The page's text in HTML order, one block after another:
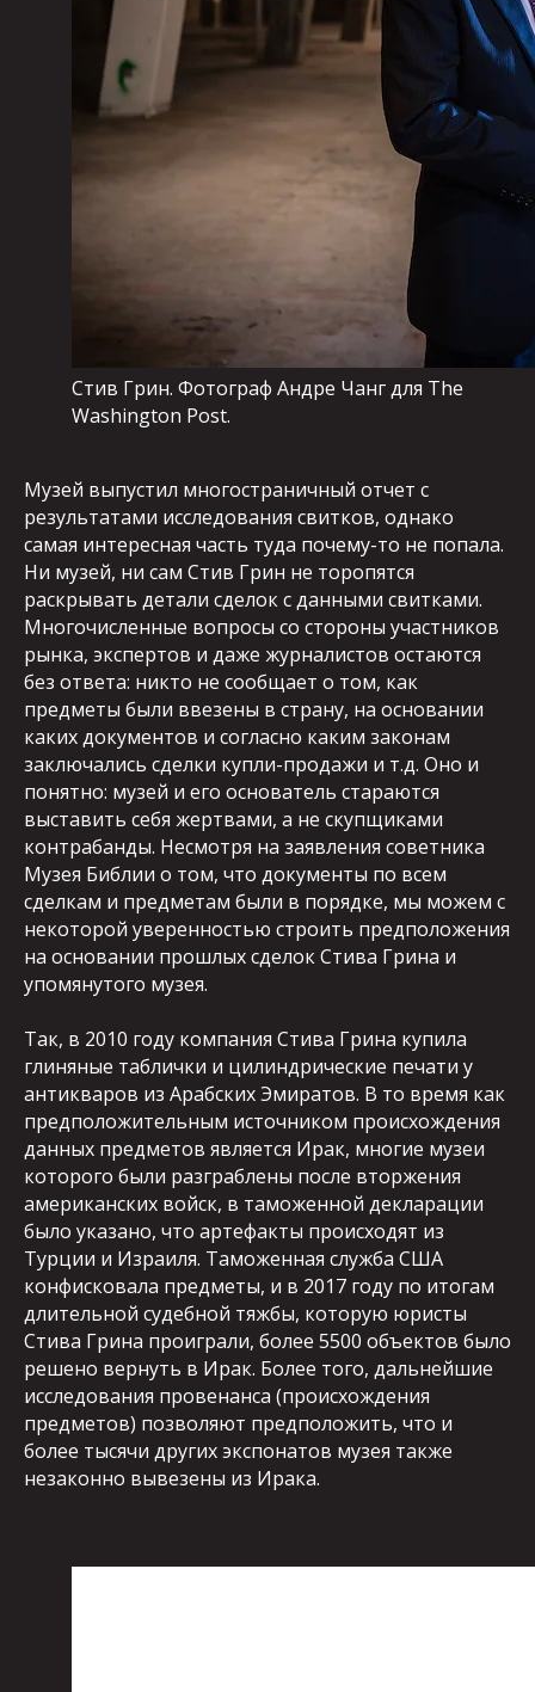
Стив Грин. Фотограф Андре Чанг для The
Washington Post.
Музей выпустил многостраничный отчет с
результатами исследования свитков, однако
самая интересная часть туда почему-то не попала.
Ни музей, ни сам Стив Грин не торопятся
раскрывать детали сделок с данными свитками.
Многочисленные вопросы со стороны участников
рынка, экспертов и даже журналистов остаются
без ответа: никто не сообщает о том, как
предметы были ввезены в страну, на основании
каких документов и согласно каким законам
заключались сделки купли-продажи и т.д. Оно и
понятно: музей и его основатель стараются
выставить себя жертвами, а не скупщиками
контрабанды. Несмотря на заявления советника
Музея Библии о том, что документы по всем
сделкам и предметам были в порядке, мы можем с
некоторой уверенностью строить предположения
на основании прошлых сделок Стива Грина и
упомянутого музея.
Так, в 2010 году компания Стива Грина купила
глиняные таблички и цилиндрические печати у
антикваров из Арабских Эмиратов. В то время как
предположительным источником происхождения
данных предметов является Ирак, многие музеи
которого были разграблены после вторжения
американских войск, в таможенной декларации
было указано, что артефакты происходят из
Турции и Израиля. Таможенная служба США
конфисковала предметы, и в 2017 году по итогам
длительной судебной тяжбы, которую юристы
Стива Грина проиграли, более 5500 объектов было
решено вернуть в Ирак. Более того, дальнейшие
исследования провенанса (происхождения
предметов) позволяют предположить, что и
более тысячи других экспонатов музея также
незаконно вывезены из Ирака.